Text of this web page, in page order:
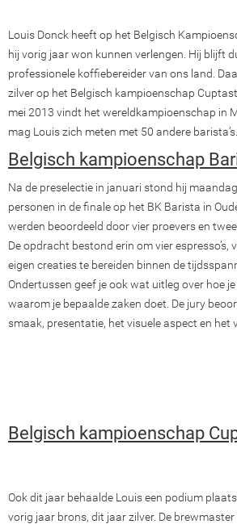
Louis Donck heeft op het Belgisch
hij vorig jaar won kunnen verlengen. Hij blijft
professionele koffiebereider van ons land.
zilver op het Belgisch kampioenschap
mei 2013 vindt het wereldkampioenschap in
mag Louis zich meten met 50 andere barista’s.
Belgisch kampioenschap
Na de preselectie in januari stond hij
personen in de finale op het BK Barista in
werden beoordeeld door vier proevers en
De opdracht bestond erin om vier espresso’s,
eigen creaties te bereiden binnen de
Ondertussen geef je ook wat uitleg over hoe
waarom je bepaalde zaken doet. De jury
smaak, presentatie, het visuele aspect en het
Belgisch kampioenschap
Ook dit jaar behaalde Louis een podium
vorig jaar brons, dit jaar zilver. De